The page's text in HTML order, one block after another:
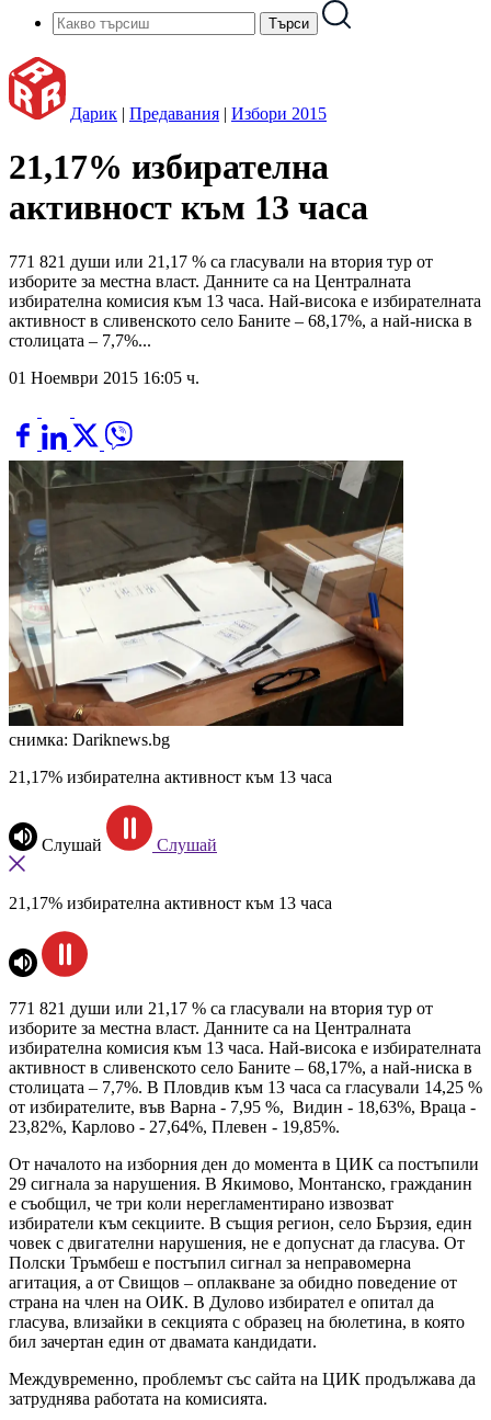
Дарик | Предавания | Избори 2015
21,17% избирателна
активност към 13 часа
771 821 души или 21,17 % са гласували на втория тур от
изборите за местна власт. Данните са на Централната
избирателна комисия към 13 часа. Най-висока е избирателната
активност в сливенското село Баните – 68,17%, а най-ниска в
столицата – 7,7%...
01 Ноември 2015 16:05 ч.
снимка: Dariknews.bg
21,17% избирателна активност към 13 часа
Слушай Слушай
21,17% избирателна активност към 13 часа
771 821 души или 21,17 % са гласували на втория тур от
изборите за местна власт. Данните са на Централната
избирателна комисия към 13 часа. Най-висока е избирателната
активност в сливенското село Баните – 68,17%, а най-ниска в
столицата – 7,7%. В Пловдив към 13 часа са гласували 14,25 %
от избирателите, във Варна - 7,95 %, Видин - 18,63%, Враца -
23,82%, Карлово - 27,64%, Плевен - 19,85%.
От началото на изборния ден до момента в ЦИК са постъпили
29 сигнала за нарушения. В Якимово, Монтанско, гражданин
е съобщил, че три коли нерегламентирано извозват
избиратели към секциите. В същия регион, село Бързия, един
човек с двигателни нарушения, не е допуснат да гласува. От
Полски Тръмбеш е постъпил сигнал за неправомерна
агитация, а от Свищов – оплакване за обидно поведение от
страна на член на ОИК. В Дулово избирател е опитал да
гласува, влизайки в секцията с образец на бюлетина, в която
бил зачертан един от двамата кандидати.
Междувременно, проблемът със сайта на ЦИК продължава да
затруднява работата на комисията.